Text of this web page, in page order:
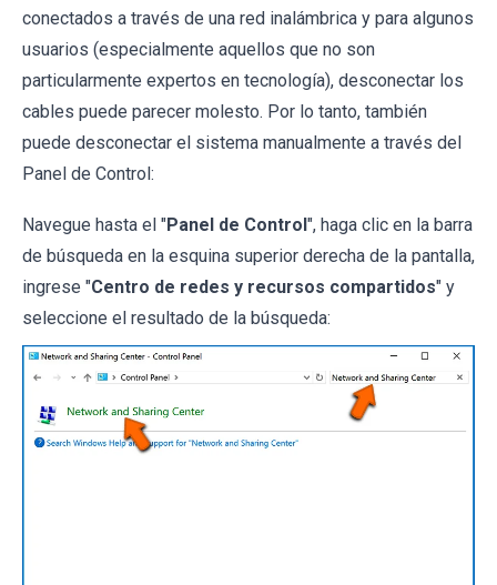
conectados a través de una red inalámbrica y para algunos
usuarios (especialmente aquellos que no son
particularmente expertos en tecnología), desconectar los
cables puede parecer molesto. Por lo tanto, también
puede desconectar el sistema manualmente a través del
Panel de Control:
Navegue hasta el "Panel de Control ", haga clic en la barra
de búsqueda en la esquina superior derecha de la pantalla,
ingrese "Centro de redes y recursos compartidos" y
seleccione el resultado de la búsqueda: